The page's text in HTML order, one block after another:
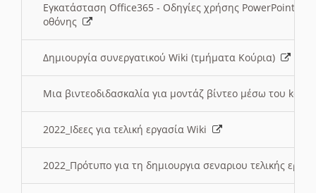
Εγκατάσταση Office365 - Οδηγίες χρήσης PowerPoint
οθόνης
Δημιουργία συνεργατικού Wiki (τμήματα Κούρια)
Μια βιντεοδιδασκαλία για μοντάζ βίντεο μέσω του
2022_Ιδεες για τελική εργασία Wiki
2022_Πρότυπο για τη δημιουργια σεναριου τελικής